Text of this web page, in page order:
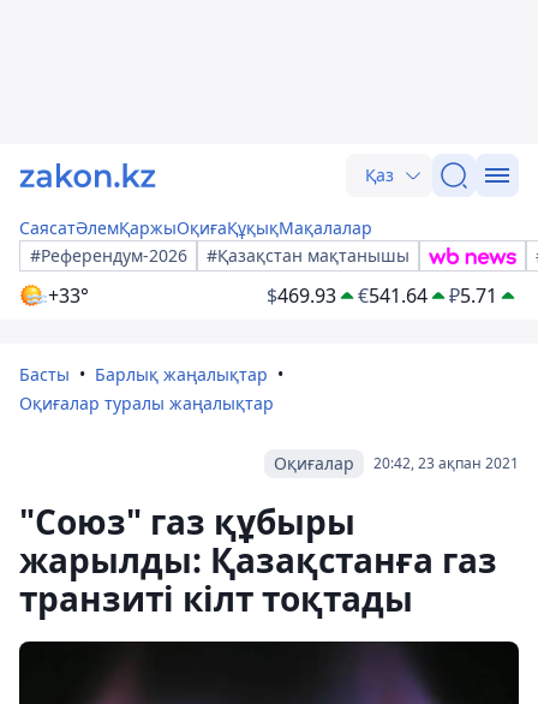
Қаз
СаясатӘлемҚаржыОқиғаҚұқықМақалалар
#Референдум-2026
#Қазақстан мақтанышы
+33° $469.93 €541.64 ₽5.71
Басты
Барлық жаңалықтар
Оқиғалар туралы жаңалықтар
20:42, 23 ақпан 2021
Оқиғалар
"Союз" газ құбыры
жарылды: Қазақстанға газ
транзиті кілт тоқтады